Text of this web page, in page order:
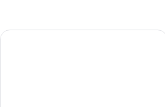
MORETHANSCBEACH